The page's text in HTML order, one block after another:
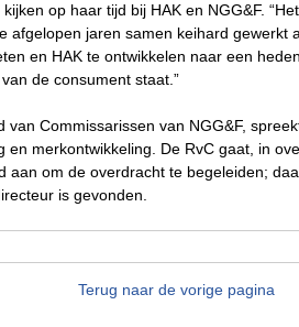
op haar tijd bij HAK en NGG&F.
afgelopen jaren samen keihard gewerkt
en HAK te ontwikkelen naar een
de consument staat.”
van Commissarissen van NGG&F,
en merkontwikkeling. De RvC gaat, in
aan om de overdracht te begeleiden;
is gevonden.
Terug naar de vorige pagina